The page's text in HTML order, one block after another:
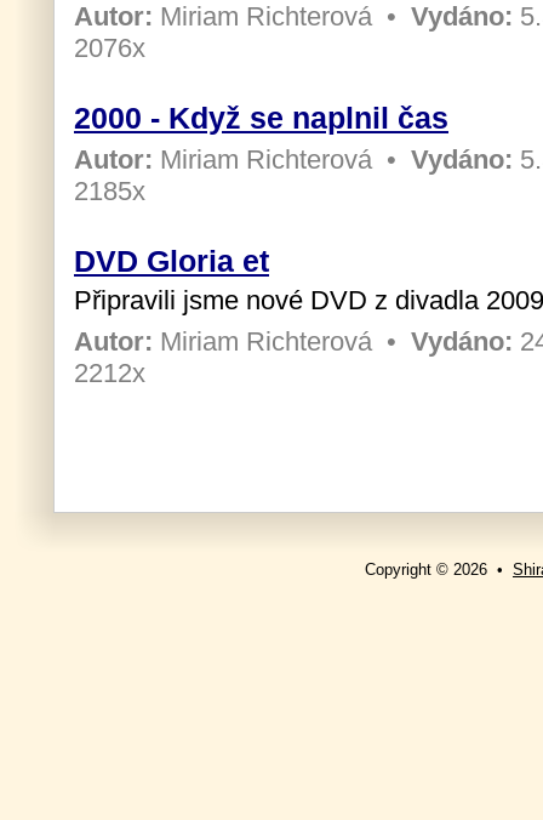
Autor: Miriam Richterová• Vydáno:
2076x
2000 - Když se naplnil čas
Autor: Miriam Richterová• Vydáno:
2185x
DVD Gloria et
Připravili jsme nové DVD z divadla
Autor: Miriam Richterová• Vydáno:
2212x
Copyright © 2026 •